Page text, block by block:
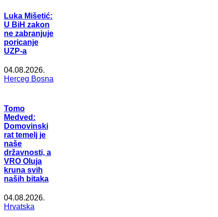
Luka Mišetić:
U BiH zakon
ne zabranjuje
poricanje
UZP-a
04.08.2026.
Herceg Bosna
Tomo
Medved:
Domovinski
rat temelj je
naše
državnosti, a
VRO Oluja
kruna svih
naših bitaka
04.08.2026.
Hrvatska